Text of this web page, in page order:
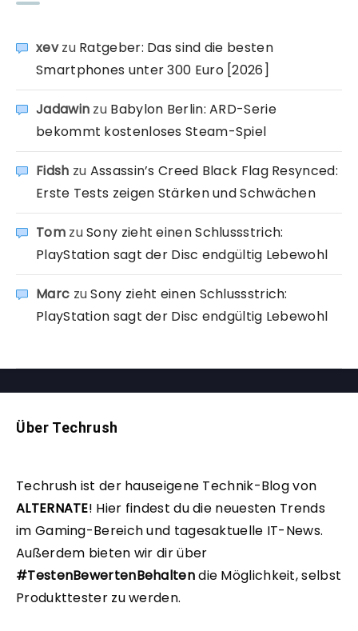
xevzu Ratgeber: Das sind die besten
Smartphones unter 300 Euro [2026]
Jadawin zu Babylon Berlin: ARD-Serie
bekommt kostenloses Steam-Spiel
Fidsh zu Assassin’s Creed Black Flag Resynced:
Erste Tests zeigen Stärken und Schwächen
TomzuSony zieht einen Schlussstrich:
PlayStation sagt der Disc endgültig Lebewohl
Marc zuSony zieht einen Schlussstrich:
PlayStation sagt der Disc endgültig Lebewohl
Über Techrush
Techrush ist der hauseigene Technik-Blog von
ALTERNATE! Hier findest du die neuesten Trends
im Gaming-Bereich und tagesaktuelle IT-News.
Außerdem bieten wir dir über
#TestenBewertenBehaltendie Möglichkeit, selbst
Produkttester zu werden.